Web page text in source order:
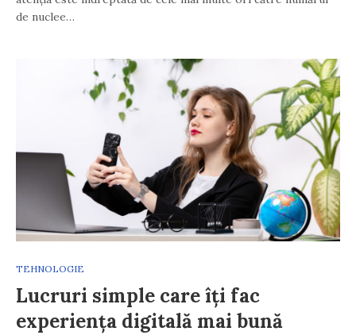
de nuclee…
TEHNOLOGIE
Lucruri simple care îți fac
experiența digitală mai bună